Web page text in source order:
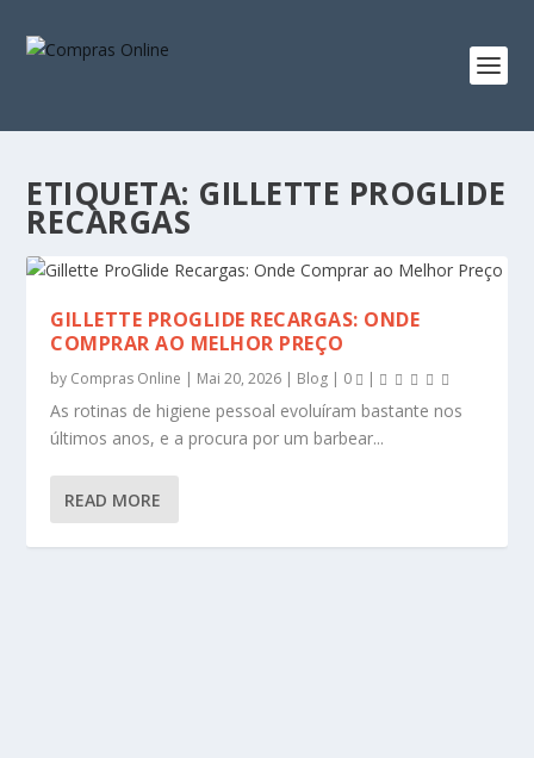
ETIQUETA: GILLETTE PROGLIDE
RECARGAS
GILLETTE PROGLIDE RECARGAS: ONDE
COMPRAR AO MELHOR PREÇO
by Compras Online | Mai 20, 2026 | Blog | 0 |
As rotinas de higiene pessoal evoluíram bastante nos
últimos anos, e a procura por um barbear...
READ MORE